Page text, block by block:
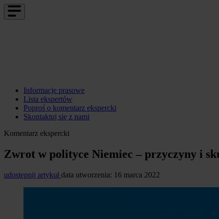
Informacje prasowe
Lista ekspertów
Poproś o komentarz ekspercki
Skontaktuj się z nami
Komentarz ekspercki
Zwrot w polityce Niemiec – przyczyny i
udostępnij artykuł data utworzenia: 16 marca 2022